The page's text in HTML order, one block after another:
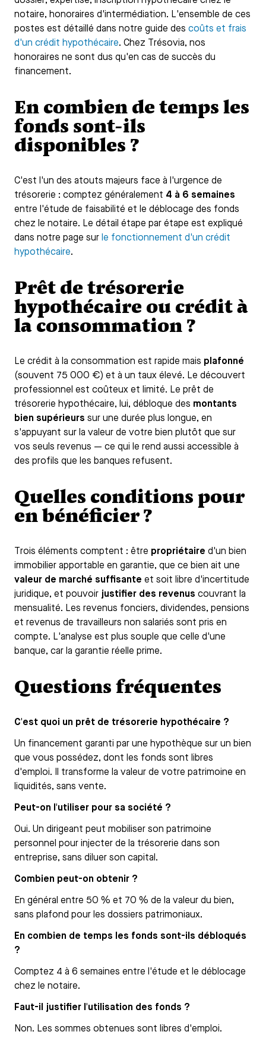
notaire, honoraires d'intermédiation. L'ensemble de ces
postes est détaillé dans notre guide des coûts et frais
d'un crédit hypothécaire. Chez Trésovia, nos
honoraires ne sont dus qu'en cas de succès du
financement.
En combien de temps les
fonds sont-ils
disponibles ?
C'est l'un des atouts majeurs face à l'urgence de
trésorerie : comptez généralement 4 à 6 semaines
entre l'étude de faisabilité et le déblocage des fonds
chez le notaire. Le détail étape par étape est expliqué
dans notre page sur le fonctionnement d'un crédit
hypothécaire.
Prêt de trésorerie
hypothécaire ou crédit à
la consommation ?
Le crédit à la consommation est rapide mais plafonné
(souvent 75 000 €) et à un taux élevé. Le découvert
professionnel est coûteux et limité. Le prêt de
trésorerie hypothécaire, lui, débloque des montants
bien supérieurs sur une durée plus longue, en
s'appuyant sur la valeur de votre bien plutôt que sur
vos seuls revenus — ce qui le rend aussi accessible à
des profils que les banques refusent.
Quelles conditions pour
en bénéficier ?
Trois éléments comptent : être propriétaire d'un bien
immobilier apportable en garantie, que ce bien ait une
valeur de marché suffisante et soit libre d'incertitude
juridique, et pouvoir justifier des revenus couvrant la
mensualité. Les revenus fonciers, dividendes, pensions
et revenus de travailleurs non salariés sont pris en
compte. L'analyse est plus souple que celle d'une
banque, car la garantie réelle prime.
Questions fréquentes
C'est quoi un prêt de trésorerie hypothécaire ?
Un financement garanti par une hypothèque sur un bien
que vous possédez, dont les fonds sont libres
d'emploi. Il transforme la valeur de votre patrimoine en
liquidités, sans vente.
Peut-on l'utiliser pour sa société ?
Oui. Un dirigeant peut mobiliser son patrimoine
personnel pour injecter de la trésorerie dans son
entreprise, sans diluer son capital.
Combien peut-on obtenir ?
En général entre 50 % et 70 % de la valeur du bien,
sans plafond pour les dossiers patrimoniaux.
En combien de temps les fonds sont-ils débloqués
?
Comptez 4 à 6 semaines entre l'étude et le déblocage
chez le notaire.
Faut-il justifier l'utilisation des fonds ?
Non. Les sommes obtenues sont libres d'emploi.